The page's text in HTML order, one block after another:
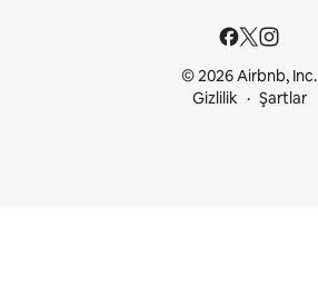
© 2026 Airbnb, Inc.
Gizlilik
Şartlar